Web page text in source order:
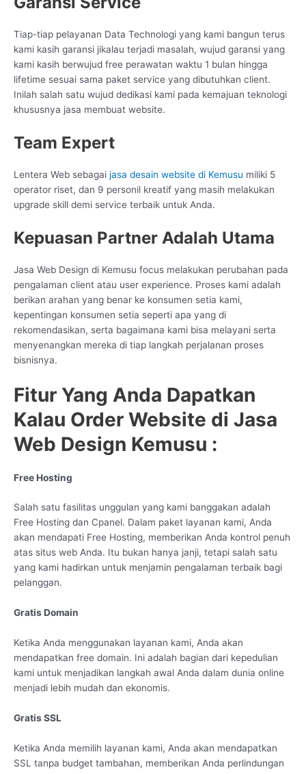
Tiap-tiap pelayanan Data Technologi yang kami bangun terus
kami kasih garansi jikalau terjadi masalah, wujud garansi yang
kami kasih berwujud free perawatan waktu 1 bulan hingga
lifetime sesuai sama paket service yang dibutuhkan client.
Inilah salah satu wujud dedikasi kami pada kemajuan teknologi
khususnya jasa membuat website.
Team Expert
Lentera Web sebagai jasa desain website di Kemusu miliki 5
operator riset, dan 9 personil kreatif yang masih melakukan
upgrade skill demi service terbaik untuk Anda.
Kepuasan Partner Adalah Utama
Jasa Web Design di Kemusu focus melakukan perubahan pada
pengalaman client atau user experience. Proses kami adalah
berikan arahan yang benar ke konsumen setia kami,
kepentingan konsumen setia seperti apa yang di
rekomendasikan, serta bagaimana kami bisa melayani serta
menyenangkan mereka di tiap langkah perjalanan proses
bisnisnya.
Fitur Yang Anda Dapatkan
Kalau Order Website di Jasa
Web Design Kemusu :
Free Hosting
Salah satu fasilitas unggulan yang kami banggakan adalah
Free Hosting dan Cpanel. Dalam paket layanan kami, Anda
akan mendapati Free Hosting, memberikan Anda kontrol penuh
atas situs web Anda. Itu bukan hanya janji, tetapi salah satu
yang kami hadirkan untuk menjamin pengalaman terbaik bagi
pelanggan.
Gratis Domain
Ketika Anda menggunakan layanan kami, Anda akan
mendapatkan free domain. Ini adalah bagian dari kepedulian
kami untuk menjadikan langkah awal Anda dalam dunia online
menjadi lebih mudah dan ekonomis.
Gratis SSL
Ketika Anda memilih layanan kami, Anda akan mendapatkan
SSL tanpa budget tambahan, memberikan Anda perlindungan